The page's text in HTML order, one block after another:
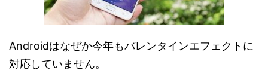
Androidはなぜか今年もバレンタインエフェクトに
対応していません。